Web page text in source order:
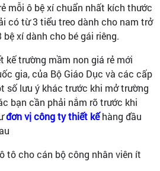
mỗi ô bệ xí chuẩn nhất kích thước
có từ 3 tiểu treo dành cho nam trở
xí dành cho bé gái riêng.
kế trường mầm non giá rẻ mới
gia, của Bộ Giáo Dục và các cấp
số lưu ý khác trước khi mở trường
bạn cần phải nắm rõ trước khi
đơn vị công ty thiết kếhàng đầu
tô cho cán bộ công nhân viên ít